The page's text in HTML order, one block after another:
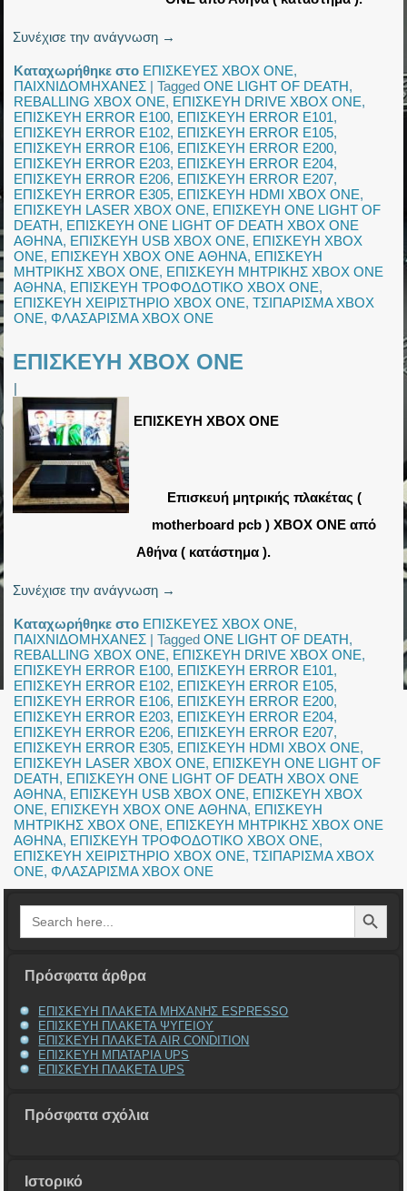
Συνέχισε την ανάγνωση →
Καταχωρήθηκε στο ΕΠΙΣΚΕΥΕΣ XBOX ONE,
ΠΑΙΧΝΙΔΟΜΗΧΑΝΕΣ |Tagged ONE LIGHT OF DEATH,
REBALLING XBOX ONE, ΕΠΙΣΚΕΥΗ DRIVE XBOX ONE,
ΕΠΙΣΚΕΥΗ ERROR E100, ΕΠΙΣΚΕΥΗ ERROR E101,
ΕΠΙΣΚΕΥΗ ERROR E102, ΕΠΙΣΚΕΥΗ ERROR E105,
ΕΠΙΣΚΕΥΗ ERROR E106, ΕΠΙΣΚΕΥΗ ERROR E200,
ΕΠΙΣΚΕΥΗ ERROR E203, ΕΠΙΣΚΕΥΗ ERROR E204,
ΕΠΙΣΚΕΥΗ ERROR E206, ΕΠΙΣΚΕΥΗ ERROR E207,
ΕΠΙΣΚΕΥΗ ERROR E305, ΕΠΙΣΚΕΥΗ HDMI XBOX ONE,
ΕΠΙΣΚΕΥΗ LASER XBOX ONE, ΕΠΙΣΚΕΥΗ ONE LIGHT OF
DEATH, ΕΠΙΣΚΕΥΗ ONE LIGHT OF DEATH XBOX ONE
ΑΘΗΝΑ, ΕΠΙΣΚΕΥΗ USB XBOX ONE, ΕΠΙΣΚΕΥΗ XBOX
ONE, ΕΠΙΣΚΕΥΗ XBOX ONE ΑΘΗΝΑ, ΕΠΙΣΚΕΥΗ
ΜΗΤΡΙΚΗΣ XBOX ONE, ΕΠΙΣΚΕΥΗ ΜΗΤΡΙΚΗΣ XBOX ONE
ΑΘΗΝΑ, ΕΠΙΣΚΕΥΗ ΤΡΟΦΟΔΟΤΙΚΟ XBOX ONE,
ΕΠΙΣΚΕΥΗ ΧΕΙΡΙΣΤΗΡΙΟ XBOX ONE,ΤΣΙΠΑΡΙΣΜΑ XBOX
ONE,ΦΛΑΣΑΡΙΣΜΑ XBOX ONE
ΕΠΙΣΚΕΥΗ XBOX ONE
|
ΕΠΙΣΚΕΥΗ XBOX ONE
Επισκευή μητρικής πλακέτας (
motherboard pcb ) XBOX ONE από
Αθήνα ( κατάστημα ).
Συνέχισε την ανάγνωση →
Καταχωρήθηκε στο ΕΠΙΣΚΕΥΕΣ XBOX ONE,
ΠΑΙΧΝΙΔΟΜΗΧΑΝΕΣ |Tagged ONE LIGHT OF DEATH,
REBALLING XBOX ONE, ΕΠΙΣΚΕΥΗ DRIVE XBOX ONE,
ΕΠΙΣΚΕΥΗ ERROR E100, ΕΠΙΣΚΕΥΗ ERROR E101,
ΕΠΙΣΚΕΥΗ ERROR E102, ΕΠΙΣΚΕΥΗ ERROR E105,
ΕΠΙΣΚΕΥΗ ERROR E106, ΕΠΙΣΚΕΥΗ ERROR E200,
ΕΠΙΣΚΕΥΗ ERROR E203, ΕΠΙΣΚΕΥΗ ERROR E204,
ΕΠΙΣΚΕΥΗ ERROR E206, ΕΠΙΣΚΕΥΗ ERROR E207,
ΕΠΙΣΚΕΥΗ ERROR E305, ΕΠΙΣΚΕΥΗ HDMI XBOX ONE,
ΕΠΙΣΚΕΥΗ LASER XBOX ONE, ΕΠΙΣΚΕΥΗ ONE LIGHT OF
DEATH, ΕΠΙΣΚΕΥΗ ONE LIGHT OF DEATH XBOX ONE
ΑΘΗΝΑ, ΕΠΙΣΚΕΥΗ USB XBOX ONE, ΕΠΙΣΚΕΥΗ XBOX
ONE, ΕΠΙΣΚΕΥΗ XBOX ONE ΑΘΗΝΑ, ΕΠΙΣΚΕΥΗ
ΜΗΤΡΙΚΗΣ XBOX ONE, ΕΠΙΣΚΕΥΗ ΜΗΤΡΙΚΗΣ XBOX ONE
ΑΘΗΝΑ, ΕΠΙΣΚΕΥΗ ΤΡΟΦΟΔΟΤΙΚΟ XBOX ONE,
ΕΠΙΣΚΕΥΗ ΧΕΙΡΙΣΤΗΡΙΟ XBOX ONE,ΤΣΙΠΑΡΙΣΜΑ XBOX
ONE,ΦΛΑΣΑΡΙΣΜΑ XBOX ONE
Search
for:
Search Button
Πρόσφατα άρθρα
ΕΠΙΣΚΕΥΗ ΠΛΑΚΕΤΑ ΜΗΧΑΝΗΣ ESPRESSO
ΕΠΙΣΚΕΥΗ ΠΛΑΚΕΤΑ ΨΥΓΕΙΟΥ
ΕΠΙΣΚΕΥΗ ΠΛΑΚΕΤΑ AIR CONDITION
ΕΠΙΣΚΕΥΗ ΜΠΑΤΑΡΙΑ UPS
ΕΠΙΣΚΕΥΗ ΠΛΑΚΕΤΑ UPS
Πρόσφατα σχόλια
Ιστορικό